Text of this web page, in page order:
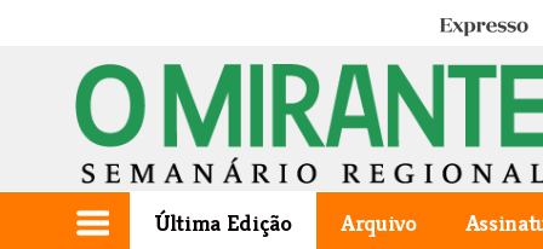
Expresso
Última Edição Arquivo